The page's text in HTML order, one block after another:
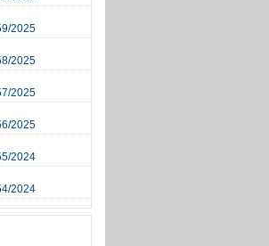
2025
2025
2025
2025
2024
2024